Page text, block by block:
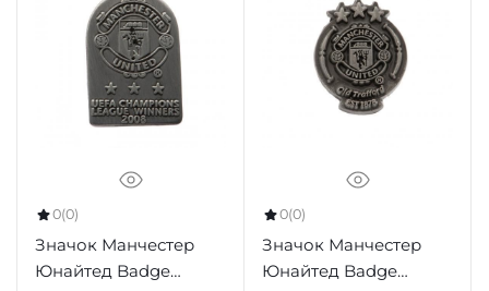
0(0)
Значок Манчестер
Юнайтед Badge
0(0)
Значок Манчестер
Юнайтед Badge